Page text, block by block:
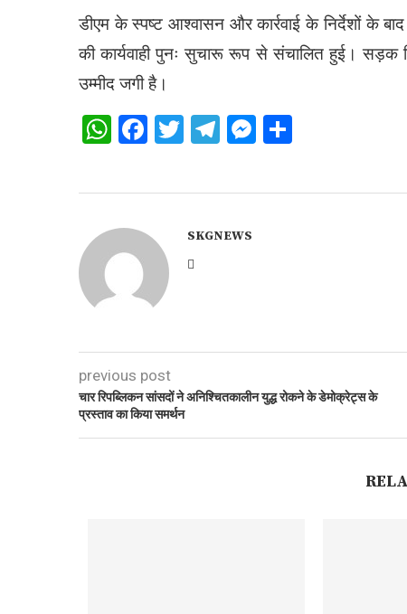
डीएम के स्पष्ट आश्वासन और कार्रवाई के निर्देशों के
की कार्यवाही पुनः सुचारू रूप से संचालित हुई। सड़क
उम्मीद जगी है।
WhatsApp
Facebook
Twitter
Telegram
Messenger
SKGNEWS
previous post
चार रिपब्लिकन सांसदों ने अनिश्चितकालीन युद्ध रोकने के डेमोक्रेट्स के
प्रस्ताव का किया समर्थन